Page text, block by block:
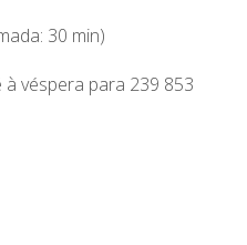
30 min)
véspera para 239 853